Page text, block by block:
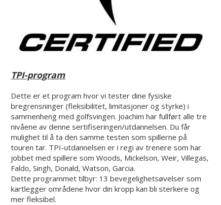
TPI-program
Dette er et program hvor vi tester dine fysiske
bregrensninger (fleksibilitet, limitasjoner og styrke) i
sammenheng med golfsvingen. Joachim har fullført alle tre
nivåene av denne sertifiseringen/utdannelsen. Du får
mulighet til å ta den samme testen som spillerne på
touren tar. TPI-utdannelsen er i regi av trenere som har
jobbet med spillere som Woods, Mickelson, Weir, Villegas,
Faldo, Singh, Donald, Watson, Garcia.
Dette programmet tilbyr: 13 bevegelighetsøvelser som
kartlegger områdene hvor din kropp kan bli sterkere og
mer fleksibel.